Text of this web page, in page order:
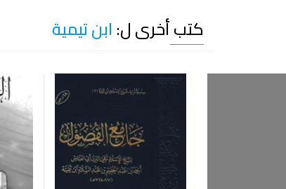
كتب أخرى ل: ابن تيمية